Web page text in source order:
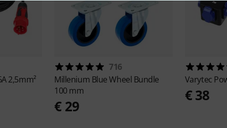
2,5mm²
716
Millenium Blue Wheel Bundle
100 mm
€ 29
Varytec
€ 38